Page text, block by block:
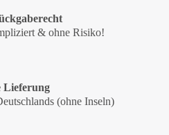
& ohne Risiko!
Lieferung
(ohne Inseln)